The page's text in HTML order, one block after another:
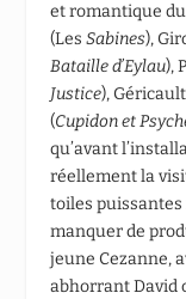
et romantique
(LesSabines),
Bataille d’Eylau),
Justice),
(Cupidon et
qu’avant
réellement la
toiles puissantes
manquer de
jeune Cezanne,
abhorrant David